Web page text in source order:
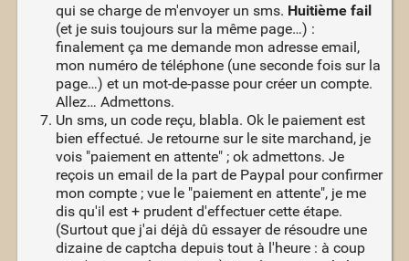
qui se charge de m'envoyer un sms. Huitième fail
(et je suis toujours sur la même page…) :
finalement ça me demande mon adresse email,
mon numéro de téléphone (une seconde fois sur la
page…) et un mot-de-passe pour créer un compte.
Allez… Admettons.
Un sms, un code reçu, blabla. Ok le paiement est
bien effectué. Je retourne sur le site marchand, je
vois "paiement en attente" ; ok admettons. Je
reçois un email de la part de Paypal pour confirmer
mon compte ; vue le "paiement en attente", je me
dis qu'il est + prudent d'effectuer cette étape.
(Surtout que j'ai déjà dû essayer de résoudre une
dizaine de captcha depuis tout à l'heure : à coup